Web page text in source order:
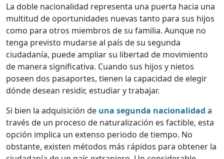
La doble nacionalidad representa una puerta hacia una
multitud de oportunidades nuevas tanto para sus hijos
como para otros miembros de su familia. Aunque no
tenga previsto mudarse al país de su segunda
ciudadanía, puede ampliar su libertad de movimiento
de manera significativa. Cuando sus hijos y nietos
poseen dos pasaportes, tienen la capacidad de elegir
dónde desean residir, estudiar y trabajar.
Si bien la adquisición de una segunda nacionalidad a
través de un proceso de naturalización es factible, esta
opción implica un extenso periodo de tiempo. No
obstante, existen métodos más rápidos para obtener la